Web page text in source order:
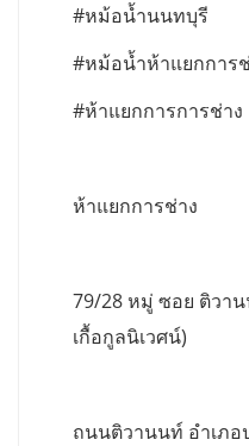
#หม้อน้ำนนทบุรี
#หม้อน้ำห้าแยกการ
#ห้าแยกการการช่าง
ห้าแยกการช่าง
79/28 หมู่ ซอย ติวา
เกื้อกูลนิเวศน์)
ถนนติวานนท์ อำเภอ